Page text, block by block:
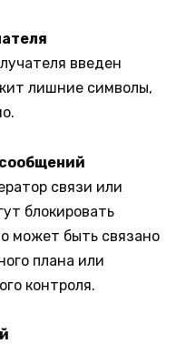
введен
лишние символы,
связи или
блокировать
может быть связано
плана или
контроля.